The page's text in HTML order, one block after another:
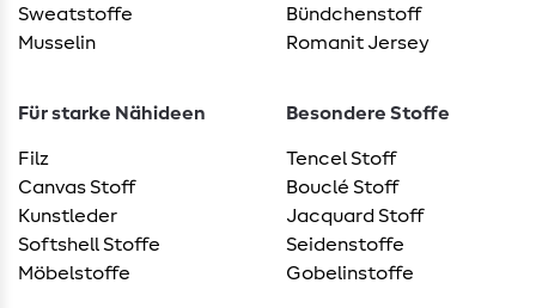
Sweatstoffe
Musselin
Bündchenstoff
Romanit Jersey
Für starke Nähideen
Filz
Canvas Stoff
Kunstleder
Softshell Stoffe
Möbelstoffe
Besondere Stoffe
Tencel Stoff
Bouclé Stoff
Jacquard Stoff
Seidenstoffe
Gobelinstoffe